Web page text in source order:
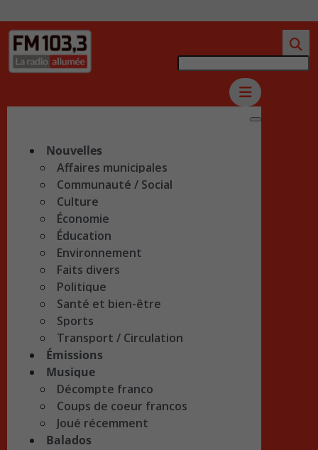
Nouvelles
Affaires municipales
Communauté / Social
Culture
Économie
Éducation
Environnement
Faits divers
Politique
Santé et bien-être
Sports
Transport / Circulation
Émissions
Musique
Décompte franco
Coups de coeur francos
Joué récemment
Balados